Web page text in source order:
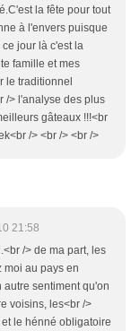
la fête pour tout
à l'envers puisque
jour là c'est la
famille et mes
le traditionnel
/> l'analyse des plus
gâteaux !!!<br
/> <br /> <br />
21:58
/> de ma part, les
moi au pays en
autre sentiment qu'on
voisins, les<br />
le hénné obligatoire